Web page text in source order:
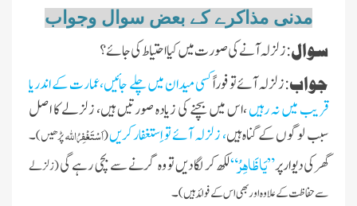
مدنی مذاکرے کے بعض سوال وجواب
سوال:زلزلہ آنے کی صورت میں کیا احتیاط کی جائے ؟
جواب:زلزلہ آئےتو فوراًکسی میدان میں چلے جائیں،عمارت کے اندریا
قریب میں نہ رہیں،اس میں بچنے کی زیادہ صورتیں ہیں، زلزلے کا اصل
سبب لوگوں کے گناہ ہیں، زلزلہ آئے تو اِستغفارکریں(اَسْتَغْفِرُاللہپڑھیں)۔
گھرکی دیوارپر”یَاظَاہِرُ“لکھ کر لگا دیں تو وہ گرنے سےبچی رہے گی(زلزلے
سے حفاظت کے علاوہ اور بھی اس کے فوائد ہیں)۔